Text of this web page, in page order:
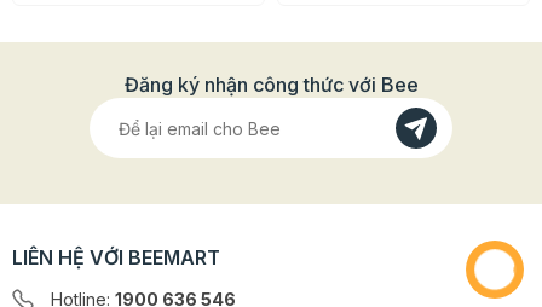
Đăng ký nhận công thức với Bee
LIÊN HỆ VỚI BEEMART
Hotline: 1900 636 546